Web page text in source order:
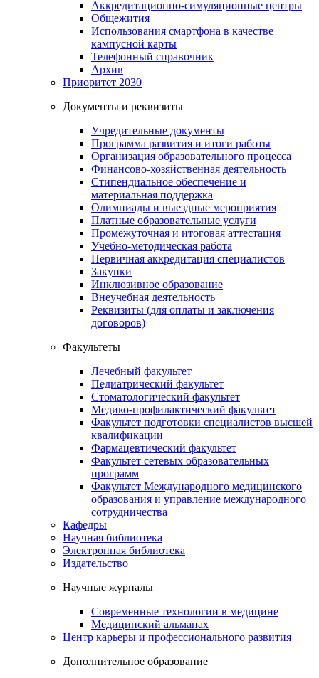
Аккредитационно-симуляционные центры
Общежития
Использования смартфона в качестве
кампусной карты
Телефонный справочник
Архив
Приоритет 2030
Документы и реквизиты
Учредительные документы
Программа развития и итоги работы
Организация образовательного процесса
Финансово-хозяйственная деятельность
Стипендиальное обеспечение и
материальная поддержка
Олимпиады и выездные мероприятия
Платные образовательные услуги
Промежуточная и итоговая аттестация
Учебно-методическая работа
Первичная аккредитация специалистов
Закупки
Инклюзивное образование
Внеучебная деятельность
Реквизиты (для оплаты и заключения
договоров)
Факультеты
Лечебный факультет
Педиатрический факультет
Стоматологический факультет
Медико-профилактический факультет
Факультет подготовки специалистов высшей
квалификации
Фармацевтический факультет
Факультет сетевых образовательных
программ
Факультет Международного медицинского
образования и управление международного
сотрудничества
Кафедры
Научная библиотека
Электронная библиотека
Издательство
Научные журналы
Современные технологии в медицине
Медицинский альманах
Центр карьеры и профессионального развития
Дополнительное образование